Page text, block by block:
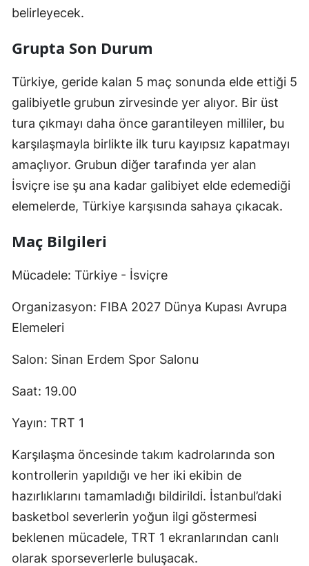
belirleyecek.
Grupta Son Durum
Türkiye, geride kalan 5 maç sonunda elde ettiği 5
galibiyetle grubun zirvesinde yer alıyor. Bir üst
tura çıkmayı daha önce garantileyen milliler, bu
karşılaşmayla birlikte ilk turu kayıpsız kapatmayı
amaçlıyor. Grubun diğer tarafında yer alan
İsviçre ise şu ana kadar galibiyet elde edemediği
elemelerde, Türkiye karşısında sahaya çıkacak.
Maç Bilgileri
Mücadele: Türkiye - İsviçre
Organizasyon: FIBA 2027 Dünya Kupası Avrupa
Elemeleri
Salon: Sinan Erdem Spor Salonu
Saat: 19.00
Yayın: TRT 1
Karşılaşma öncesinde takım kadrolarında son
kontrollerin yapıldığı ve her iki ekibin de
hazırlıklarını tamamladığı bildirildi. İstanbul’daki
basketbol severlerin yoğun ilgi göstermesi
beklenen mücadele, TRT 1 ekranlarından canlı
olarak sporseverlerle buluşacak.